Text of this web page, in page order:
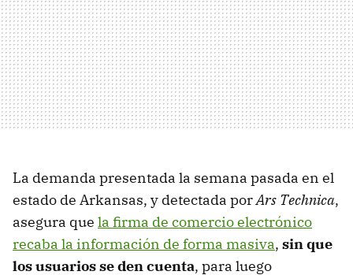
La demanda presentada la semana pasada en el
estado de Arkansas, y detectada porArs Technica,
asegura que la firma de comercio electrónico
recaba la información de forma masiva, sin que
los usuarios se den cuenta, para luego